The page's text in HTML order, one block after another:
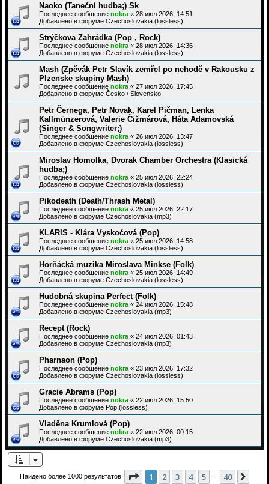
Naoko (Taneční hudba;) Sk
Последнее сообщение nokra « 28 июл 2026, 14:51
Добавлено в форуме Czechoslovakia (lossless)
Strýčkova Zahrádka (Pop , Rock)
Последнее сообщение nokra « 28 июл 2026, 14:36
Добавлено в форуме Czechoslovakia (lossless)
Mash (Zpěvák Petr Slavík zemřel po nehodě v Rakousku z
Plzenske skupiny Mash)
Последнее сообщение nokra « 27 июл 2026, 17:45
Добавлено в форуме Česko / Slovensko
Petr Černega, Petr Novak, Karel Pičman, Lenka
Kallmünzerová, Valerie Čižmárová, Háta Adamovská
(Singer & Songwriter;)
Последнее сообщение nokra « 26 июл 2026, 13:47
Добавлено в форуме Czechoslovakia (lossless)
Miroslav Homolka, Dvorak Chamber Orchestra (Klasická
hudba;)
Последнее сообщение nokra « 25 июл 2026, 22:24
Добавлено в форуме Czechoslovakia (lossless)
Pikodeath (Death/Thrash Metal)
Последнее сообщение nokra « 25 июл 2026, 22:17
Добавлено в форуме Czechoslovakia (mp3)
KLARIS - Klára Vyskočová (Pop)
Последнее сообщение nokra « 25 июл 2026, 14:58
Добавлено в форуме Czechoslovakia (lossless)
Horňácká muzika Miroslava Minkse (Folk)
Последнее сообщение nokra « 25 июл 2026, 14:49
Добавлено в форуме Czechoslovakia (lossless)
Hudobná skupina Perfect (Folk)
Последнее сообщение nokra « 24 июл 2026, 15:48
Добавлено в форуме Czechoslovakia (mp3)
Recept (Rock)
Последнее сообщение nokra « 24 июл 2026, 01:43
Добавлено в форуме Czechoslovakia (mp3)
Pharnaon (Pop)
Последнее сообщение nokra « 23 июл 2026, 17:32
Добавлено в форуме Czechoslovakia (lossless)
Gracie Abrams (Pop)
Последнее сообщение nokra « 22 июл 2026, 15:50
Добавлено в форуме Pop (lossless)
Vladěna Krumlová (Pop)
Последнее сообщение nokra « 22 июл 2026, 00:15
Добавлено в форуме Czechoslovakia (mp3)
Найдено более 1000 результатов Страница из 40
1 2 3 4 5 40